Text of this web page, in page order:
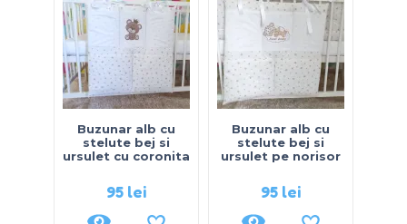
Buzunar alb cu
stelute bej si
ursulet cu coronita
95 lei
Buzunar alb cu
stelute bej si
ursulet pe norisor
95 lei